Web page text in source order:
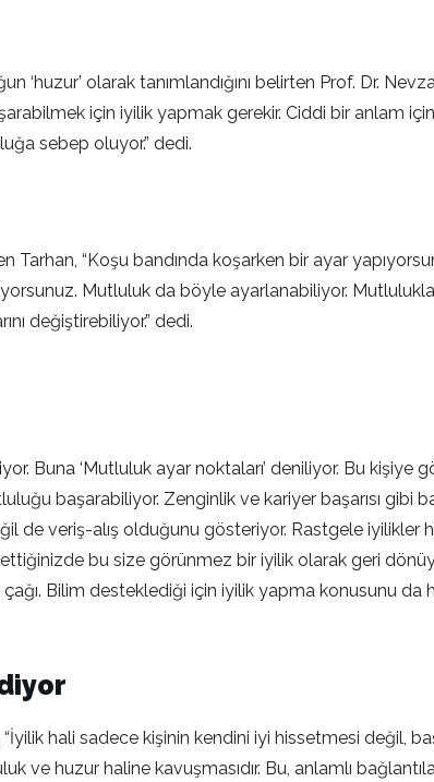
olarak tanımlandığını belirten Prof. Dr.
için iyilik yapmak gerekir. Ciddi bir anlam
sebep oluyor.” dedi.
“Koşu bandında koşarken bir ayar
Mutluluk da böyle ayarlanabiliyor.
değiştirebiliyor.” dedi.
Buna ‘Mutluluk ayar noktaları’ deniliyor. Bu kişiye
başarabiliyor. Zenginlik ve kariyer başarısı gibi
de veriş-alış olduğunu gösteriyor. Rastgele iyilikler hiç
ettiğinizde bu size görünmez bir iyilik olarak geri
Bilim desteklediği için iyilik yapma konusunu da
hali sadece kişinin kendini iyi hissetmesi değil,
ve huzur haline kavuşmasıdır. Bu, anlamlı